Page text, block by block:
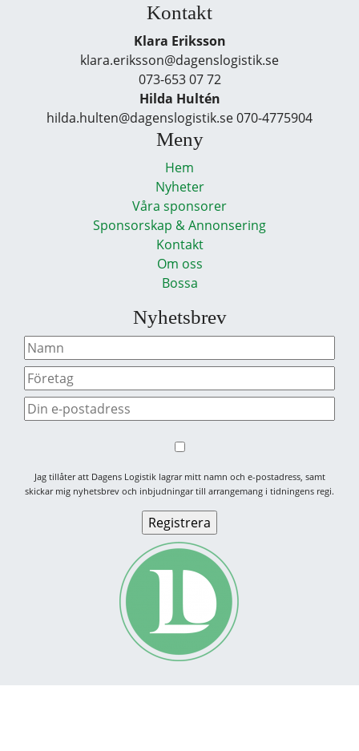
Kontakt
Klara Eriksson
klara.eriksson@dagenslogistik.se
073-653 07 72
Hilda Hultén
hilda.hulten@dagenslogistik.se 070-4775904
Meny
Hem
Nyheter
Våra sponsorer
Sponsorskap & Annonsering
Kontakt
Om oss
Bossa
Nyhetsbrev
Jag tillåter att Dagens Logistik lagrar mitt namn och e-postadress, samt
skickar mig nyhetsbrev och inbjudningar till arrangemang i tidningens regi.